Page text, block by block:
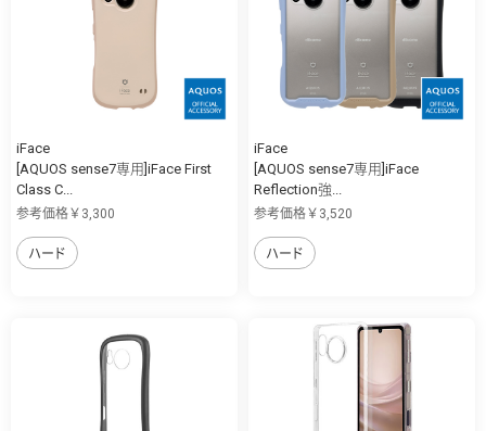
iFace
[AQUOS sense7専用]iFace First
Class C...
参考価格￥3,300
ハード
iFace
[AQUOS sense7専用]iFace
Reflection強...
参考価格￥3,520
ハード